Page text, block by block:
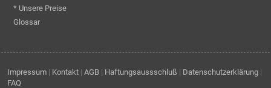
* Unsere Preise
Glossar
Impressum | Kontakt | AGB | Haftungsaussschluß | Datenschutzerklärung |
FAQ